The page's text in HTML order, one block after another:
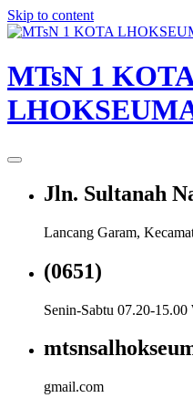
Skip to content
MTsN 1
Jln. Sultanah
Lancang Garam,
(0651)
Senin-Sabtu 07.20-
gmail.com